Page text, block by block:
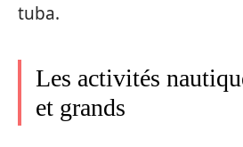
tuba.
Les activités
et grands